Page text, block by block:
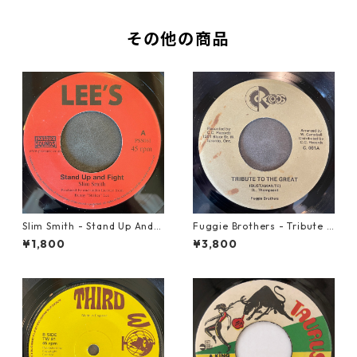
その他の商品
Slim Smith - Stand Up And F
ight 【7-21832】
¥1,800
Fuggie Brothers - Tribute T
o The Great【7-21765】
¥3,800